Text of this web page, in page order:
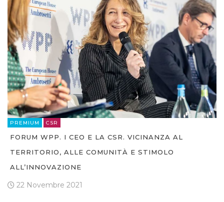
RADIO / AUDIO
TV
DATI
RICERCHE
PREVISIONI/SCENARI
PREMIUM CSR
FORUM WPP. I CEO E LA CSR. VICINANZA AL
TERRITORIO, ALLE COMUNITÀ E STIMOLO
ALL’INNOVAZIONE
22 Novembre 2021